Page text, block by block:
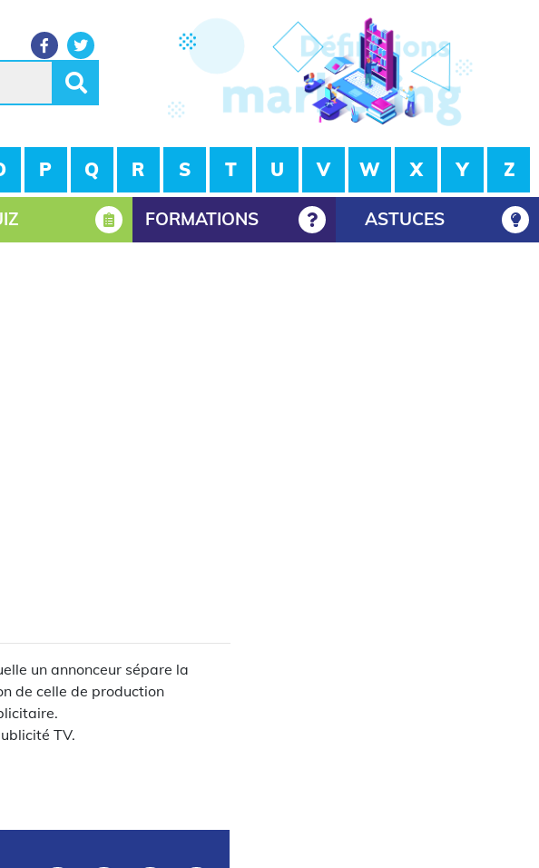
P Q R S T U V W X Y Z
FORMATIONS ASTUCES
un annonceur sépare la
de celle de production
TV.